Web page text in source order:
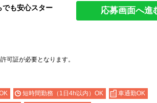
も安心スター
応募画面へ進
可証が必要となります。
短時間勤務（1日4h以内）OK
車通勤OK